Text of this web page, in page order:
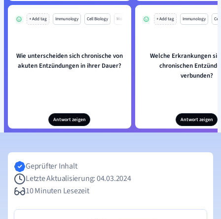
+ Add tag Immunology Cell Biology Mo
Wie unterscheiden sich chronische von
akuten Entzündungen in ihrer Dauer?
Antwort zeigen
+ Add tag Immunology
Welche Erkrankungen
chronischen
verbunden?
Antwort zeigen
Geprüfter Inhalt
Letzte Aktualisierung: 04.03.2024
10 Minuten Lesezeit